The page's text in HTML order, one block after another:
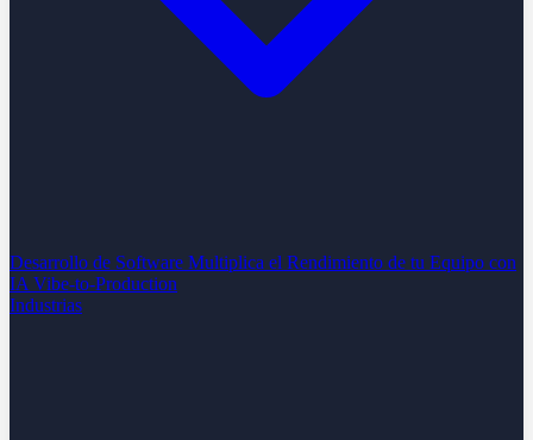
Desarrollo de Software Multiplica el Rendimiento de tu Equipo con
IA Vibe-to-Production
Industrias